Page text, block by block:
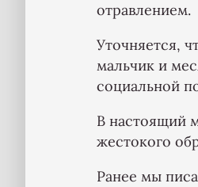
отравлением.
Уточняется,
мальчик и
социальной
В настоящий
жестокого
Ранее мы